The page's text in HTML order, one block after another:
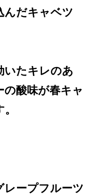
んだキャベツ
いたキレのあ
酸味が春キャ
レープフルーツ